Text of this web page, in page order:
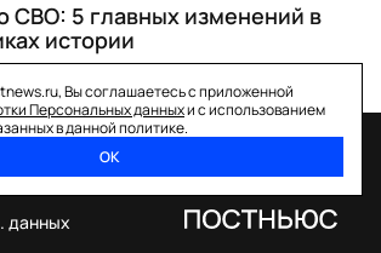
СВО: 5 главных изменений в
истории
Вы соглашаетесь с приложенной
Персональных данныхи с использованием
в данной политике.
ОК
данных